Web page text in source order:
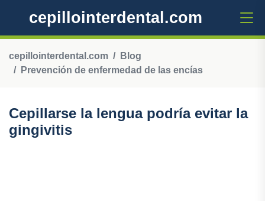
cepillointerdental.com
cepillointerdental.com
Blog
Prevención de enfermedad de las encías
Cepillarse la lengua podría evitar la
gingivitis